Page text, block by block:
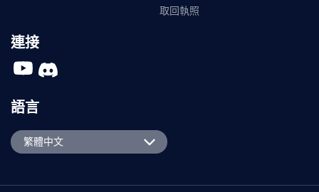
取回執照
連接
語言
繁體中文
Português